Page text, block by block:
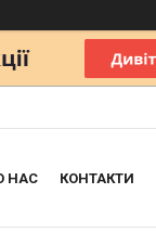
НАС КОНТАКТИ